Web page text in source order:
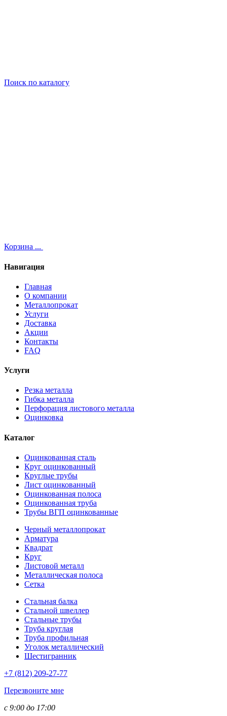
Поиск по каталогу
Корзина ...
Навигация
Главная
О компании
Металлопрокат
Услуги
Доставка
Акции
Контакты
FAQ
Услуги
Резка металла
Гибка металла
Перфорация листового металла
Оцинковка
Каталог
Оцинкованная сталь
Круг оцинкованный
Круглые трубы
Лист оцинкованный
Оцинкованная полоса
Оцинкованная труба
Трубы ВГП оцинкованные
Черный металлопрокат
Арматура
Квадрат
Круг
Листовой металл
Металлическая полоса
Сетка
Стальная балка
Стальной швеллер
Стальные трубы
Труба круглая
Труба профильная
Уголок металлический
Шестигранник
+7 (812) 209-27-77
Перезвоните мне
с 9:00 до 17:00